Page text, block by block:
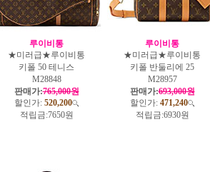
루이비통
★미러급★루이비통
키폴 50 테니스
M28848
판매가:765,000원
할인가: 520,200
적립금:7650원
루이비통
★미러급★루이비통
키폴 반둘리에 25
M28957
판매가:693,000원
할인가: 471,240
적립금:6930원